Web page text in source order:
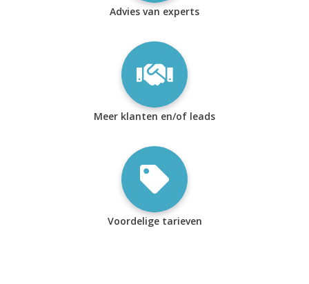
Advies van experts
Meer klanten en/of leads
Voordelige tarieven